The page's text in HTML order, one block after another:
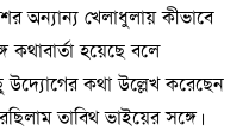
অন্যান্য খেলাধুলায় কীভাবে
কথাবার্তা হয়েছে বলে
উদ্যোগের কথা উল্লেখ করেছেন
তাবিথ ভাইয়ের সঙ্গে।